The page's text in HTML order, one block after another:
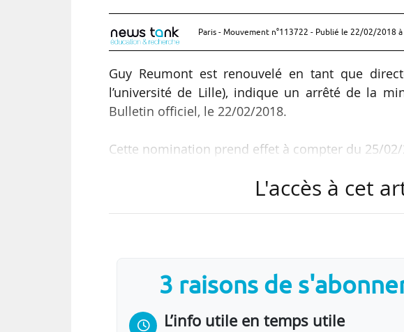
Paris - Mouvement n°113722 - Publié le 22/02/2018 à
Guy Reumont est renouvelé en tant que
l’université de Lille), indique un arrêté de la
Bulletin officiel, le 22/02/2018.
Cette nomination prend effet à compter du 25/
Diplômé de Polytech Lille et titulaire d’un DEA
L'accès à cet
3 raisons de
L’info utile en temps utile